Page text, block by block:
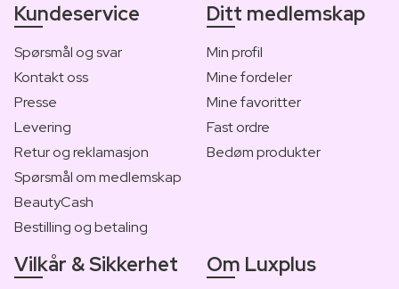
Kundeservice
Spørsmål og svar
Kontakt oss
Presse
Levering
Retur og reklamasjon
Spørsmål om medlemskap
BeautyCash
Bestilling og betaling
Ditt medlemskap
Min profil
Mine fordeler
Mine favoritter
Fast ordre
Bedøm produkter
Vilkår & Sikkerhet Om Luxplus